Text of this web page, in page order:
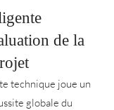
de la
technique joue un
globale du